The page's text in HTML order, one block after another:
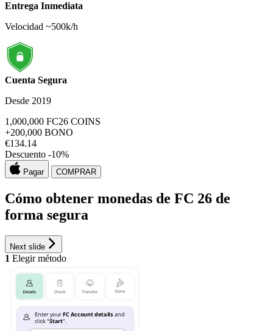
Entrega Inmediata
Velocidad ~500k/h
Cuenta Segura
Desde 2019
1,000,000 FC26 COINS
+200,000 BONO
€134.14
Descuento -10%
Pagar COMPRAR
Cómo obtener monedas de FC 26 de
forma segura
Next slide
1 Elegir método